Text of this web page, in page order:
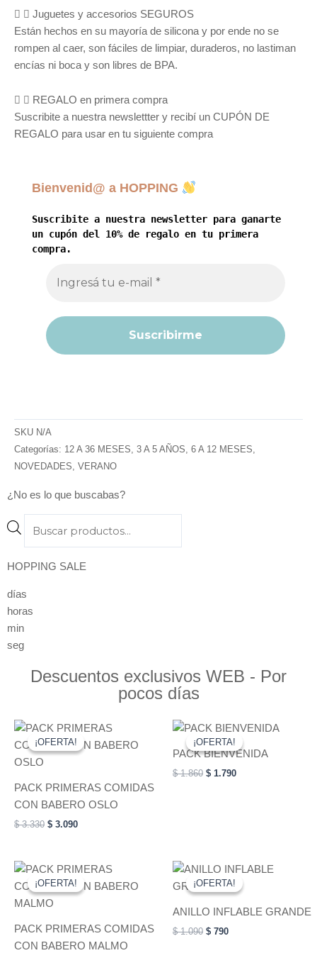
Juguetes y accesorios SEGUROS
Están hechos en su mayoría de silicona y por ende no se
rompen al caer, son fáciles de limpiar, duraderos, no lastiman
encías ni boca y son libres de BPA.
REGALO en primera compra
Suscribite a nuestra newslettter y recibí un CUPÓN DE
REGALO para usar en tu siguiente compra
Bienvenid@ a HOPPING
Suscribite a nuestra newsletter para ganarte
un cupón del 10% de regalo en tu primera
compra.
SKU N/A
Categorías: 12 A 36 MESES, 3 A 5 AÑOS, 6 A 12 MESES,
NOVEDADES, VERANO
¿No es lo que buscabas?
search
HOPPING SALE
días
horas
min
seg
Descuentos exclusivos WEB - Por
pocos días
¡OFERTA!
¡OFERTA!
PACK PRIMERAS COMIDAS
CON BABERO OSLO
$3.330
Original
price
was:
$ 3.090
Current
is:
¡OFERTA!
¡OFERTA!
PACK BIENVENIDA
$1.860
Original
price
was:
$ 1.790
Current
is:
¡OFERTA!
¡OFERTA!
PACK PRIMERAS COMIDAS
CON BABERO MALMO
Original
price
was:
$ 2.570.
Current
is:
¡OFERTA!
¡OFERTA!
ANILLO INFLABLE GRANDE
$1.090
Original
price
was:
$ 790
Current
price
is:
This
product
variants.